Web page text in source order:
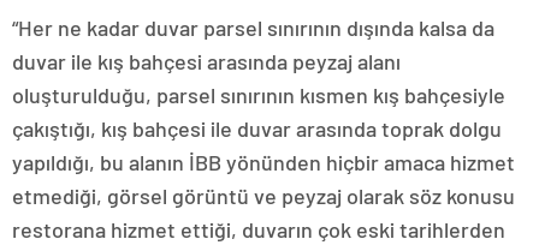
“Her ne kadar duvar parsel sınırının dışında kalsa da
duvar ile kış bahçesi arasında peyzaj alanı
oluşturulduğu, parsel sınırının kısmen kış bahçesiyle
çakıştığı, kış bahçesi ile duvar arasında toprak dolgu
yapıldığı, bu alanın İBB yönünden hiçbir amaca hizmet
etmediği, görsel görüntü ve peyzaj olarak söz konusu
restorana hizmet ettiği, duvarın çok eski tarihlerden